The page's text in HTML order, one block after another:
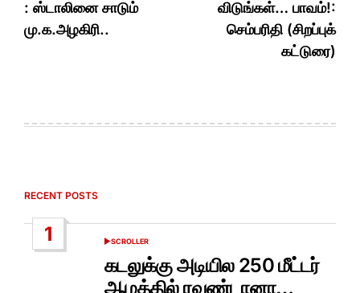
: ஸ்டாலினை சாடும்
மு.க.அழகிரி..
விடுங்கள்… பாவம்!:
செம்பரிதி (சிறப்புக்
கட்டுரை)
RECENT POSTS
1
POSTED
SCROLLER
கடலுக்கு அடியில 250 மீட்டர்
ஆழத்தில் ரவுண்டானா…